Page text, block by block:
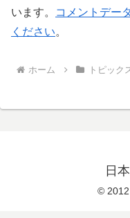
います。
コメントデー
ください。
ホーム トピック
日
©